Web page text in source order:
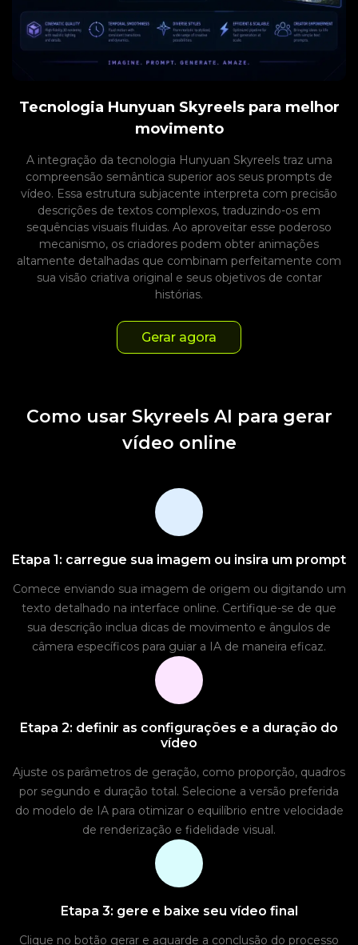
Tecnologia Hunyuan Skyreels para melhor
movimento
A integração da tecnologia Hunyuan Skyreels traz uma
compreensão semântica superior aos seus prompts de
vídeo. Essa estrutura subjacente interpreta com precisão
descrições de textos complexos, traduzindo-os em
sequências visuais fluidas. Ao aproveitar esse poderoso
mecanismo, os criadores podem obter animações
altamente detalhadas que combinam perfeitamente com
sua visão criativa original e seus objetivos de contar
histórias.
Gerar agora
Como usar Skyreels AI para gerar
vídeo online
Etapa 1: carregue sua imagem ou insira um prompt
Comece enviando sua imagem de origem ou digitando um
texto detalhado na interface online. Certifique-se de que
sua descrição inclua dicas de movimento e ângulos de
câmera específicos para guiar a IA de maneira eficaz.
Etapa 2: definir as configurações e a duração do
vídeo
Ajuste os parâmetros de geração, como proporção, quadros
por segundo e duração total. Selecione a versão preferida
do modelo de IA para otimizar o equilíbrio entre velocidade
de renderização e fidelidade visual.
Etapa 3: gere e baixe seu vídeo final
Clique no botão gerar e aguarde a conclusão do processo